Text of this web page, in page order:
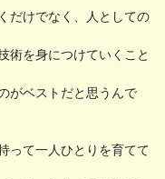
だけでなく、人としての
術を身につけていくこと
がベストだと思うんで
って一人ひとりを育てて